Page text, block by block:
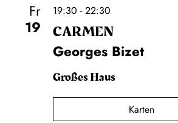
Fr
19
19:30 - 22:30
CARMEN
Georges Bizet
Großes Haus
Karten